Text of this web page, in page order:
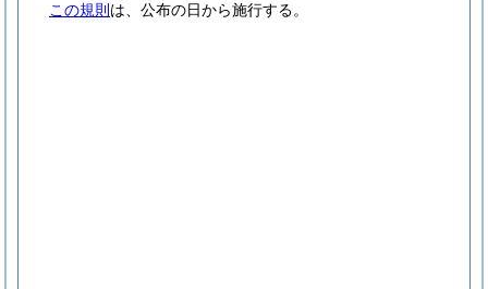
この規則 は、公布の日から施行する。